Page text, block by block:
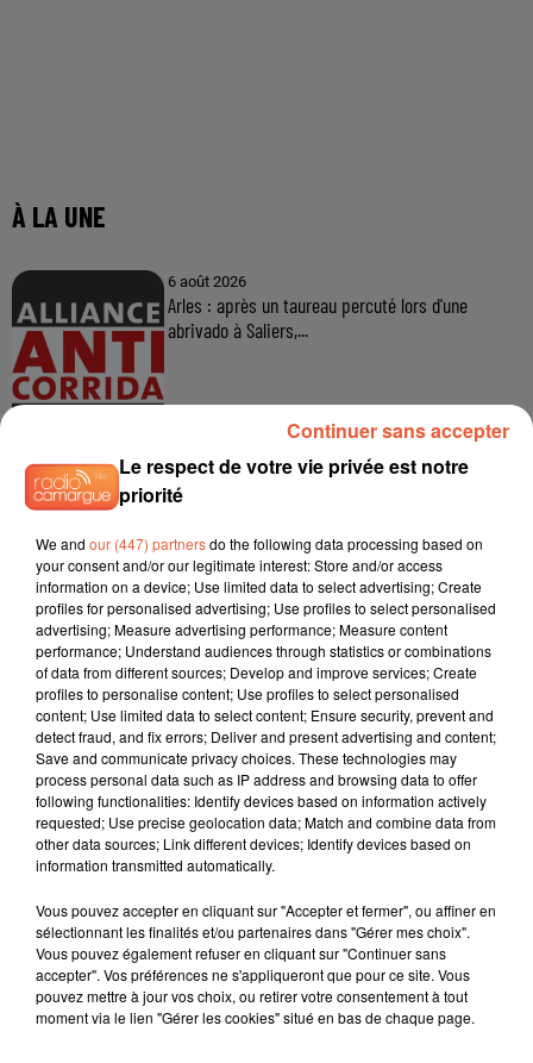
À LA UNE
6 août 2026
Arles : après un taureau percuté lors d'une
abrivado à Saliers,...
Éclipse solaire du 12 août 2026 : le CHU de Nîmes
appelle à la plus...
3 août 2026
Sauvage'On Festival : une première édition
électro attendue au cœur...
TITRES DIFFUSÉS
10h11
10h11
Le respect de votre vie privée est notre
priorité
We and our (447) partnersdo the following data processing based on
your consent and/or our legitimate interest: Store and/or access
information on a device; Use limited data to select advertising; Create
profiles for personalised advertising; Use profiles to select personalised
advertising; Measure advertising performance; Measure content
performance; Understand audiences through statistics or combinations
of data from different sources; Develop and improve services; Create
profiles to personalise content; Use profiles to select personalised
content; Use limited data to select content; Ensure security, prevent and
detect fraud, and fix errors; Deliver and present advertising and content;
Save and communicate privacy choices. These technologies may
process personal data such as IP address and browsing data to offer
following functionalities: Identify devices based on information actively
requested; Use precise geolocation data; Match and combine data from
other data sources; Link different devices; Identify devices based on
information transmitted automatically.
Vous pouvez accepter en cliquant sur "Accepter et fermer", ou affiner en
sélectionnant les finalités et/ou partenaires dans "Gérer mes choix".
Vous pouvez également refuser en cliquant sur "Continuer sans
accepter". Vos préférences ne s'appliqueront que pour ce site. Vous
pouvez mettre à jour vos choix, ou retirer votre consentement à tout
moment via le lien "Gérer les cookies" situé en bas de chaque page.
Continuer sans accepter